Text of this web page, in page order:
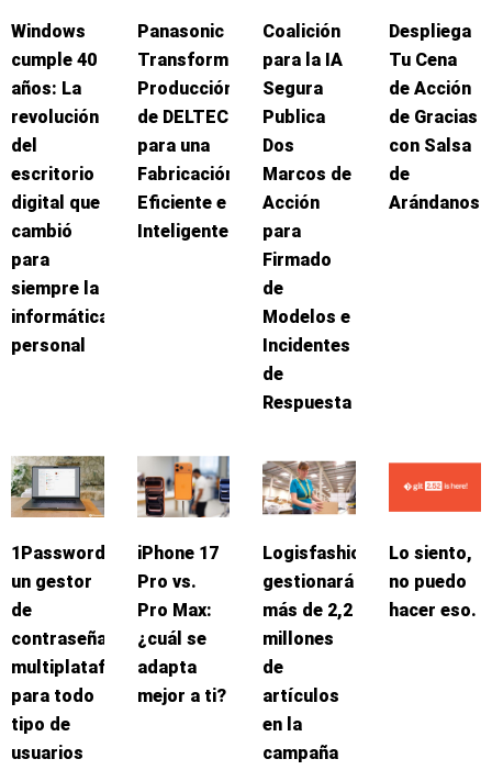
Windows
cumple 40
años: La
revolución
del
escritorio
digital que
cambió
para
siempre la
informática
personal
Panasonic
Transforma
Producción
de DELTEC
para una
Fabricación
Eficiente e
Inteligente
Coalición
para la IA
Segura
Publica
Dos
Marcos de
Acción
para
Firmado
de
Modelos e
Incidentes
de
Respuesta
Despliega
Tu Cena
de Acción
de Gracias
con Salsa
de
Arándanos
1Password:
un gestor
de
contraseñas
multiplataforma
para todo
tipo de
usuarios
iPhone 17
Pro vs.
Pro Max:
¿cuál se
adapta
mejor a ti?
Logisfashion
gestionará
más de 2,2
millones
de
artículos
en la
campaña
Lo siento,
no puedo
hacer eso.